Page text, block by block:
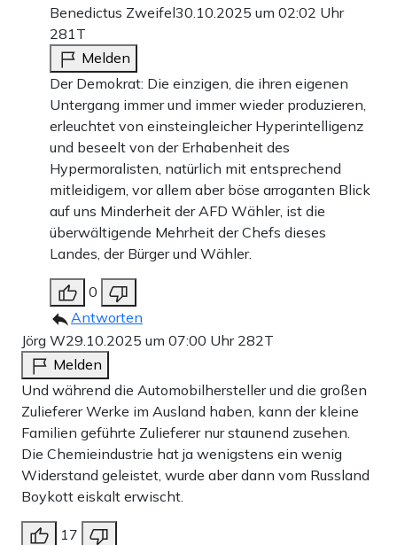
Benedictus Zweifel30.10.2025 um 02:02 Uhr
281T
Melden
Der Demokrat: Die einzigen, die ihren eigenen
Untergang immer und immer wieder produzieren,
erleuchtet von einsteingleicher Hyperintelligenz
und beseelt von der Erhabenheit des
Hypermoralisten, natürlich mit entsprechend
mitleidigem, vor allem aber böse arroganten Blick
auf uns Minderheit der AFD Wähler, ist die
überwältigende Mehrheit der Chefs dieses
Landes, der Bürger und Wähler.
0
Antworten
Jörg W29.10.2025 um 07:00 Uhr 282T
Melden
Und während die Automobilhersteller und die großen
Zulieferer Werke im Ausland haben, kann der kleine
Familien geführte Zulieferer nur staunend zusehen.
Die Chemieindustrie hat ja wenigstens ein wenig
Widerstand geleistet, wurde aber dann vom Russland
Boykott eiskalt erwischt.
17